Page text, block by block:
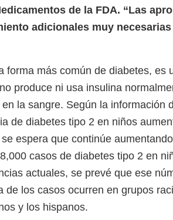
de la FDA. “Las
adicionales muy
forma más común de diabetes, es
produce ni usa insulina
la sangre. Según la información
de diabetes tipo 2 en niños
espera que continúe
casos de diabetes tipo 2 en
actuales, se prevé que ese
de los casos ocurren en grupos
y los hispanos.